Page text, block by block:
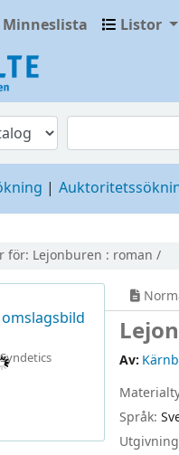
Minneslista Listor
för: Lejonburen : roman /
Av:
Språk: